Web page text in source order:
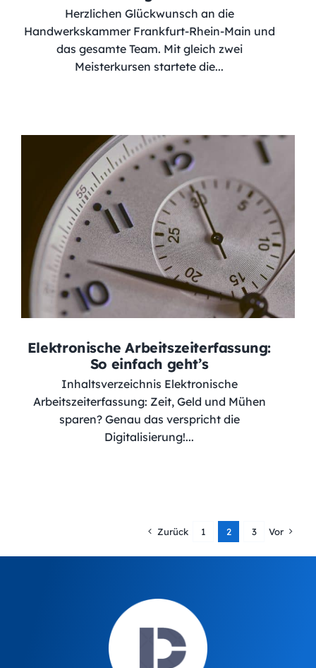
Herzlichen Glückwunsch an die
Handwerkskammer Frankfurt-Rhein-Main und
das gesamte Team. Mit gleich zwei
Meisterkursen startete die...
Elektronische Arbeitszeiterfassung:
So einfach geht’s
Inhaltsverzeichnis Elektronische
Arbeitszeiterfassung: Zeit, Geld und Mühen
sparen? Genau das verspricht die
Digitalisierung!...
Zurück 1 2 3 Vor